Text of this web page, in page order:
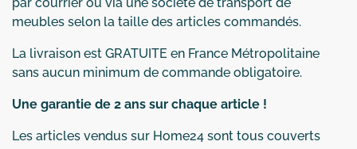
meubles selon la taille des articles commandés.
La livraison est GRATUITE en France Métropolitaine
sans aucun minimum de commande obligatoire.
Une garantie de 2 ans sur chaque article !
Les articles vendus sur Home24 sont tous couverts